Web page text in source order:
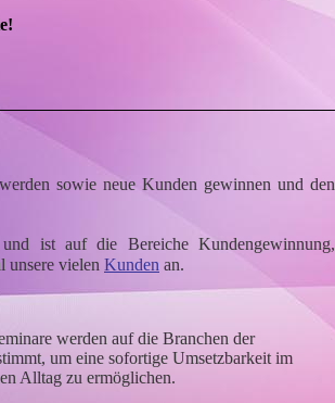
sowie neue Kunden gewinnen und den
und istauf die Bereiche Kundengewinnung,
unsere vielen Kunden an.
werden auf die Branchen der
um eine sofortige Umsetzbarkeit im
Alltag zu ermöglichen.